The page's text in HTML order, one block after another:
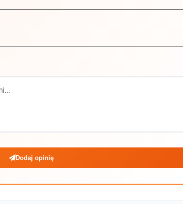
Dodaj opinię